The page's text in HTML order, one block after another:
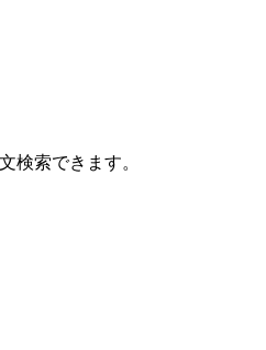
検索できます。